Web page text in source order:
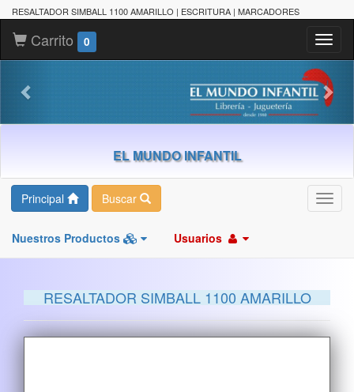
RESALTADOR SIMBALL 1100 AMARILLO | ESCRITURA | MARCADORES
Carrito 0
EL MUNDO INFANTIL
Principal Buscar
Nuestros Productos Usuarios
RESALTADOR SIMBALL 1100 AMARILLO